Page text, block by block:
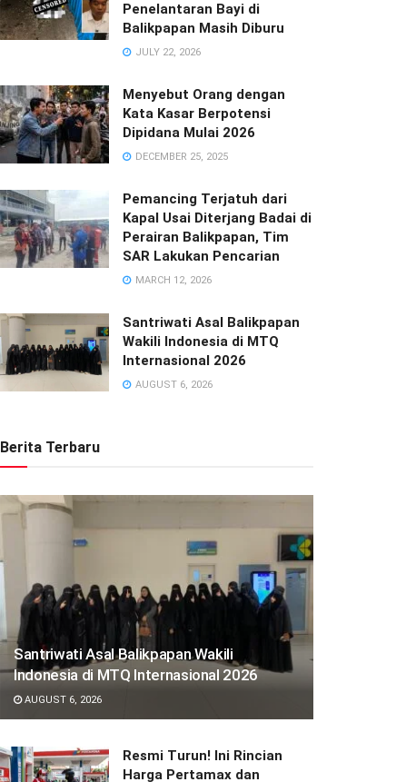
Penelantaran Bayi di
Balikpapan Masih Diburu
JULY 22, 2026
Menyebut Orang dengan
Kata Kasar Berpotensi
Dipidana Mulai 2026
DECEMBER 25, 2025
Pemancing Terjatuh dari
Kapal Usai Diterjang Badai di
Perairan Balikpapan, Tim
SAR Lakukan Pencarian
MARCH 12, 2026
Santriwati Asal Balikpapan
Wakili Indonesia di MTQ
Internasional 2026
AUGUST 6, 2026
Berita Terbaru
Santriwati Asal Balikpapan Wakili
Indonesia di MTQ Internasional 2026
AUGUST 6, 2026
Resmi Turun! Ini Rincian
Harga Pertamax dan